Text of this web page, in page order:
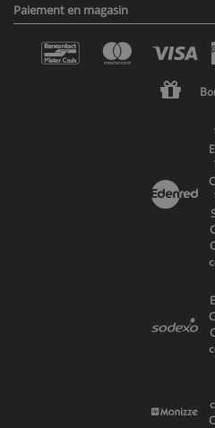
Paiement en magasin